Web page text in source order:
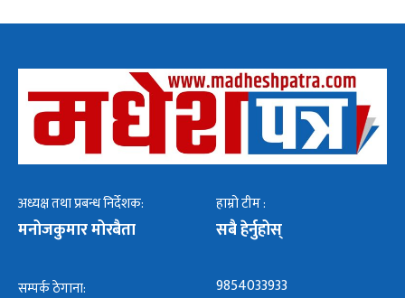
अध्यक्ष तथा प्रबन्ध निर्देशक:
मनोजकुमार मोरबैता
हाम्रो टीम :
सबै हेर्नुहोस्
सम्पर्क ठेगाना: 9854033933